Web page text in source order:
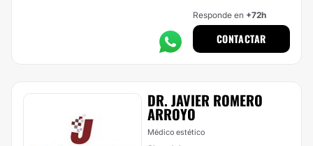
Responde en +72h
CONTACTAR
DR. JAVIER ROMERO
ARROYO
Médico estético